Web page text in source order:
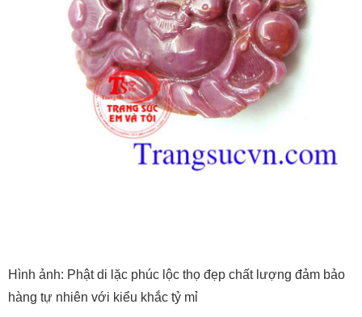
Hình ảnh: Phật di lặc phúc lộc thọ đẹp chất lượng đảm bảo
hàng tự nhiên với kiểu khắc tỷ mỉ